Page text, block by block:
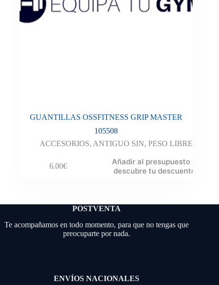
GUANTILLAS OSSFITNESS GRIP MASTER
105508
ACCESORIOS, ANTIGUO SIN, PESO LIBRE
6.00€
Añadir al presupuesto y
descubre tu descuento
POSTVENTA
Te acompañamos en todo momento, para que no tengas que
preocuparte por nada.
ENVÍOS NACIONALES